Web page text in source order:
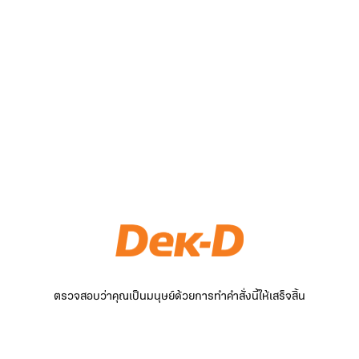
ตรวจสอบว่าคุณเป็นมนุษย์ด้วยการทำคำสั่งนี้ให้เสร็จสิ้น